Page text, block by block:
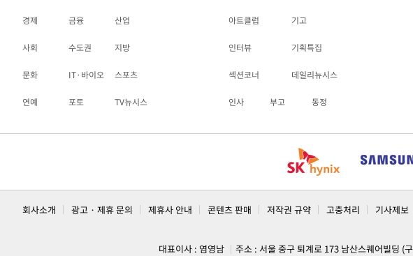
경제 금융 산업
사회 수도권 지방
문화 IT·바이오 스포츠
연예 포토 TV뉴시스
아트클럽 기고
인터뷰 기획특집
섹션코너 데일리뉴시스
인사 부고 동정
회사소개 광고 · 제휴 문의 제휴사 안내 콘텐츠 판매 저작권 규약 고충처리 기사제보
대표이사 : 염영남 주소 : 서울 중구 퇴계로 173 남산스퀘어빌딩 (